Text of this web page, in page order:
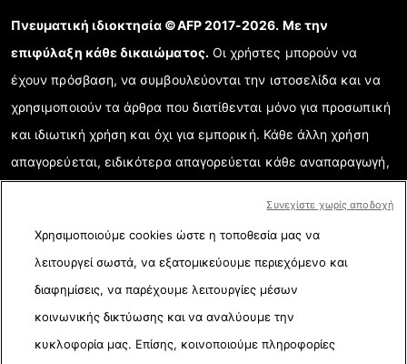
Πνευματική ιδιοκτησία ©AFP 2017-2026. Με την
επιφύλαξη κάθε δικαιώματος.Οι χρήστες μπορούν να
έχουν πρόσβαση, να συμβουλεύονται την ιστοσελίδα και να
χρησιμοποιούν τα άρθρα που διατίθενται μόνο για προσωπική
και ιδιωτική χρήση και όχι για εμπορική. Κάθε άλλη χρήση
απαγορεύεται, ειδικότερα απαγορεύεται κάθε αναπαραγωγή,
περιεχομένου της ιστοσελίδας για κάθε άλλο σκοπό ή/και με
κάθε άλλο τρόπο χωρίς την ειδική υπογραμμένη συμφωνία
σχετικής άδειας με το AFP. Όταν χρειάζεται και για την ορθή
κατανόηση της επαληθευμένης πληροφορίας, τα στοιχεία που
αναλύονται παρουσιάζονται σε ηλεκτρονικούς συνδέσμους
(link). Το AFP δεν έχει σχετική άδεια από τους δημιουργούς
Χρησιμοποιούμε cookies ώστε η τοποθεσία μας να
λειτουργεί σωστά, να εξατομικεύουμε περιεχόμενο και
διαφημίσεις, να παρέχουμε λειτουργίες μέσων
κοινωνικής δικτύωσης και να αναλύουμε την
κυκλοφορία μας. Επίσης, κοινοποιούμε πληροφορίες
Συνεχίστε χωρίς αποδοχή